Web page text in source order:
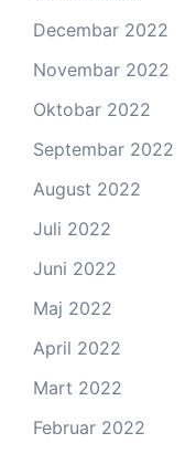
Decembar 2022
Novembar 2022
Oktobar 2022
Septembar 2022
August 2022
Juli 2022
Juni 2022
Maj 2022
April 2022
Mart 2022
Februar 2022